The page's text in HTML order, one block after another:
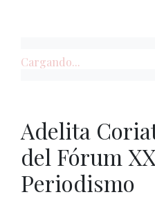
Cargando...
Adelita
del Fórum
Periodismo